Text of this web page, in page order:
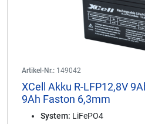
Artikel-Nr.: 149042
XCell Akku R-LFP12,8V
9Ah Faston 6,3mm
System: LiFePO4